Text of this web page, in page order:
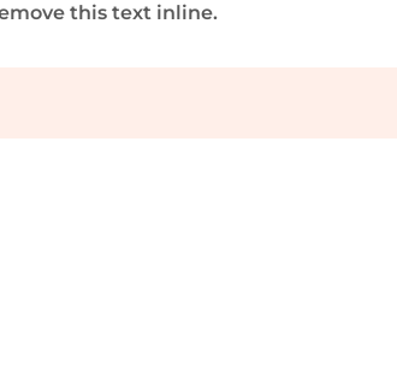
this text inline.
gut verpackt.